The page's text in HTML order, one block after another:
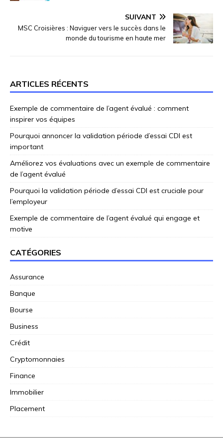
SUIVANT
MSC Croisières : Naviguer vers le succès dans le
monde du tourisme en haute mer
ARTICLES RÉCENTS
Exemple de commentaire de l’agent évalué : comment
inspirer vos équipes
Pourquoi annoncer la validation période d’essai CDI est
important
Améliorez vos évaluations avec un exemple de commentaire
de l’agent évalué
Pourquoi la validation période d’essai CDI est cruciale pour
l’employeur
Exemple de commentaire de l’agent évalué qui engage et
motive
CATÉGORIES
Assurance
Banque
Bourse
Business
Crédit
Cryptomonnaies
Finance
Immobilier
Placement